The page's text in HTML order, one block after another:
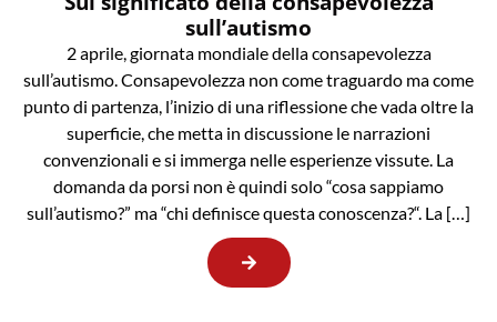
sull’autismo
2 aprile, giornata mondiale della consapevolezza
sull’autismo. Consapevolezza non come traguardo ma come
punto di partenza, l’inizio di una riflessione che vada oltre la
superficie, che metta in discussione le narrazioni
convenzionali e si immerga nelle esperienze vissute. La
domanda da porsi non è quindi solo “cosa sappiamo
sull’autismo?” ma “chi definisce questa conoscenza?“. La […]